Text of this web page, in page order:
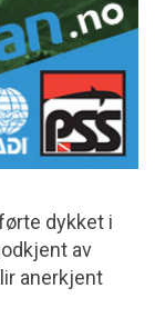
dykket i
av
anerkjent